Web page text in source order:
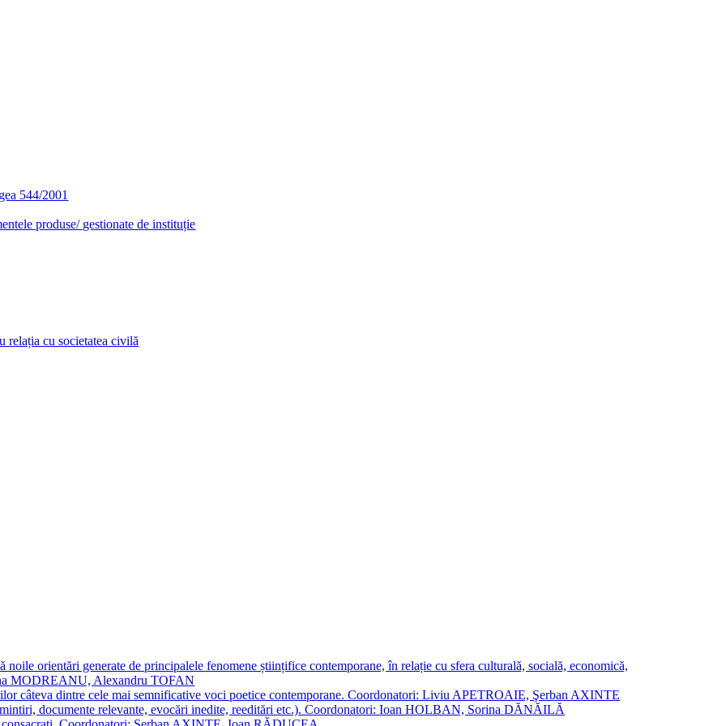
544/2001
produse/ gestionate de instituție
relația cu societatea civilă
noile orientări generate de principalele fenomene științifice contemporane, în relație cu sfera culturală, socială, economică,
MODREANU, Alexandru TOFAN
câteva dintre cele mai semnificative voci poetice contemporane. Coordonatori: Liviu APETROAIE, Şerban AXINTE
documente relevante, evocări inedite, reeditări etc.). Coordonatori: Ioan HOLBAN, Sorina DĂNĂILĂ